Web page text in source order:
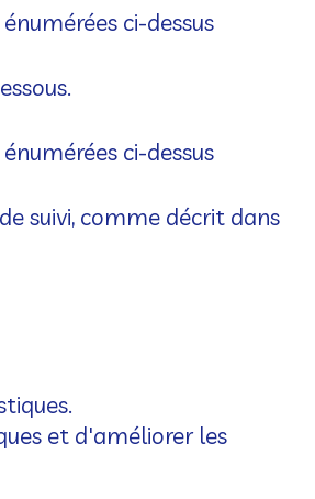
ci-dessus
ci-dessus
suivi, comme décrit dans
et d'améliorer les